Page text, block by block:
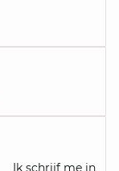
Ik schrijf me in